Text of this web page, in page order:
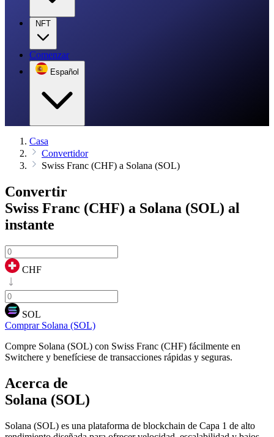
NFT
Comenzar
Español
Casa
Convertidor
Swiss Franc (CHF) a Solana (SOL)
Convertir
Swiss Franc (CHF) a Solana (SOL) al
instante
CHF
SOL
Comprar Solana (SOL)
Compre Solana (SOL) con Swiss Franc (CHF) fácilmente en
Switchere y benefíciese de transacciones rápidas y seguras.
Acerca de
Solana (SOL)
Solana (SOL) es una plataforma de blockchain de Capa 1 de alto